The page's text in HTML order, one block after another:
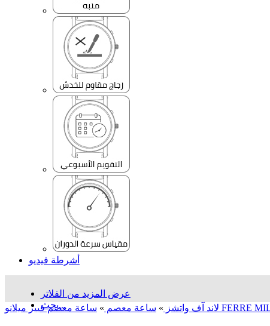
أشرطة فيديو
عرض المزيد من الفلاتر
بحث...
لاند آف واتشز » ساعة معصم »